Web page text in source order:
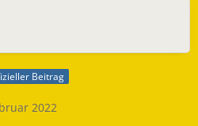
Beitrag
2022